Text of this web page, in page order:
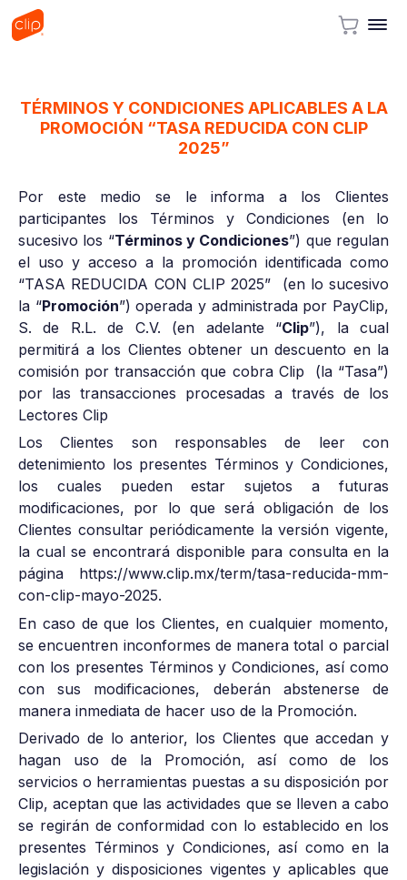
TÉRMINOS Y CONDICIONES APLICABLES A LA
PROMOCIÓN “TASA REDUCIDA CON CLIP
2025”
Por este medio se le informa a los Clientes
participantes los Términos y Condiciones (en lo
sucesivo los “Términos y Condiciones”) que regulan
el uso y acceso a la promoción identificada como
“TASA REDUCIDA CON CLIP 2025” (en lo sucesivo
la “Promoción”) operada y administrada por PayClip,
S. de R.L. de C.V. (en adelante “Clip”), la cual
permitirá a los Clientes obtener un descuento en la
comisión por transacción que cobra Clip (la “Tasa”)
por las transacciones procesadas a través de los
Lectores Clip
Los Clientes son responsables de leer con
detenimiento los presentes Términos y Condiciones,
los cuales pueden estar sujetos a futuras
modificaciones, por lo que será obligación de los
Clientes consultar periódicamente la versión vigente,
la cual se encontrará disponible para consulta en la
página https://www.clip.mx/term/tasa-reducida-mm-
con-clip-mayo-2025.
En caso de que los Clientes, en cualquier momento,
se encuentren inconformes de manera total o parcial
con los presentes Términos y Condiciones, así como
con sus modificaciones, deberán abstenerse de
manera inmediata de hacer uso de la Promoción.
Derivado de lo anterior, los Clientes que accedan y
hagan uso de la Promoción, así como de los
servicios o herramientas puestas a su disposición por
Clip, aceptan que las actividades que se lleven a cabo
se regirán de conformidad con lo establecido en los
presentes Términos y Condiciones, así como en la
legislación y disposiciones vigentes y aplicables que